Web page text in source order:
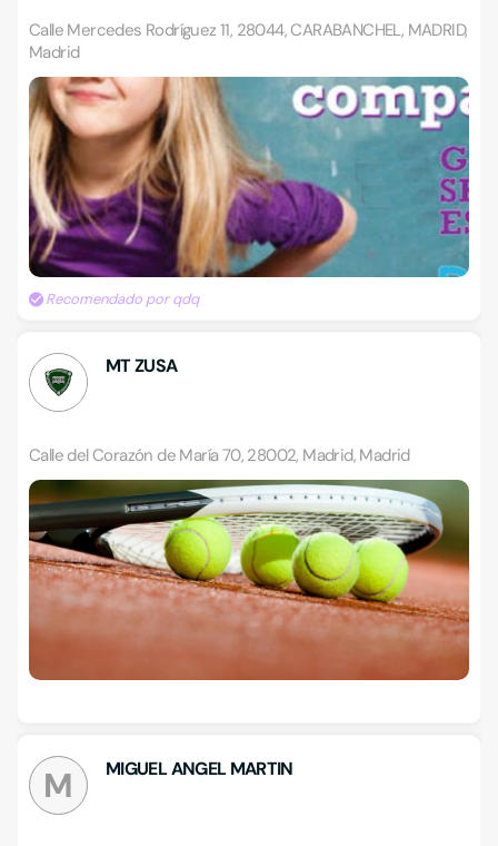
Calle Mercedes Rodríguez 11, 28044, CARABANCHEL, MADRID,
Madrid
Recomendado por qdq
MT ZUSA
Calle del Corazón de María 70, 28002, Madrid, Madrid
M MIGUEL ANGEL MARTIN